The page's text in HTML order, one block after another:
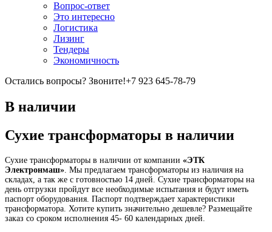
Вопрос-ответ
Это интересно
Логистика
Лизинг
Тендеры
Экономичность
Остались вопросы? Звоните!+7 923 645-78-79
В наличии
Сухие трансформаторы в наличии
Сухие трансформаторы в наличии от компании «ЭТК
Электронмаш» . Мы предлагаем трансформаторы из наличия на
складах, а так же с готовностью 14 дней. Сухие трансформаторы на
день отгрузки пройдут все необходимые испытания и будут иметь
паспорт оборудования. Паспорт подтверждает характеристики
трансформатора. Хотите купить значительно дешевле? Размещайте
заказ со сроком исполнения 45- 60 календарных дней.